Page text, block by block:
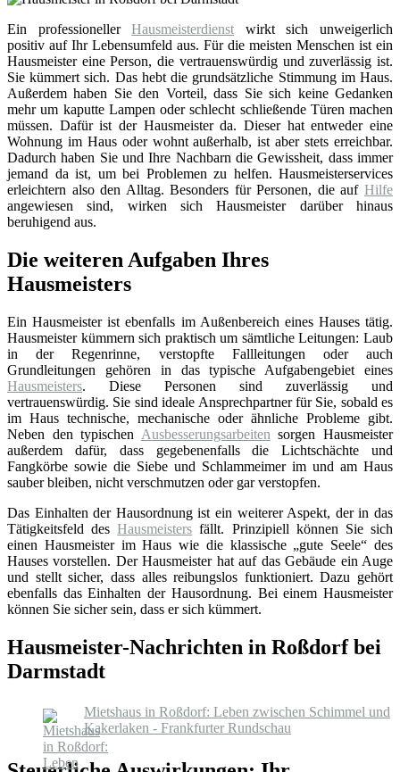
Ein professionellerHausmeisterdienst wirkt sich unweigerlich
positiv auf Ihr Lebensumfeld aus. Für die meisten Menschen ist ein
Hausmeister eine Person, die vertrauenswürdig und zuverlässig ist.
Sie kümmert sich. Das hebt die grundsätzliche Stimmung im Haus.
Außerdem haben Sie den Vorteil, dass Sie sich keine Gedanken
mehr um kaputte Lampen oder schlecht schließende Türen machen
müssen. Dafür ist der Hausmeister da. Dieser hat entweder eine
Wohnung im Haus oder wohnt außerhalb, ist aber stets erreichbar.
Dadurch haben Sie und Ihre Nachbarn die Gewissheit, dass immer
jemand da ist, um bei Problemen zu helfen. Hausmeisterservices
erleichtern also den Alltag. Besonders für Personen, die auf Hilfe
angewiesen sind, wirken sich Hausmeister darüber hinaus
beruhigend aus.
Die weiteren Aufgaben Ihres
Hausmeisters
Ein Hausmeister ist ebenfalls im Außenbereich eines Hauses tätig.
Hausmeister kümmern sich praktisch um sämtliche Leitungen: Laub
in der Regenrinne, verstopfte Fallleitungen oder auch
Grundleitungen gehören in das typische Aufgabengebiet eines
Hausmeisters. Diese Personen sind zuverlässig und
vertrauenswürdig. Sie sind ideale Ansprechpartner für Sie, sobald es
im Haus technische, mechanische oder ähnliche Probleme gibt.
Neben den typischen Ausbesserungsarbeiten sorgen Hausmeister
außerdem dafür, dass gegebenenfalls die Lichtschächte und
Fangkörbe sowie die Siebe und Schlammeimer im und am Haus
sauber bleiben, nicht verschmutzen oder gar verstopfen.
Das Einhalten der Hausordnung ist ein weiterer Aspekt, der in das
Tätigkeitsfeld desHausmeisters fällt. Prinzipiell können Sie sich
einen Hausmeister im Haus wie die klassische „gute Seele“ des
Hauses vorstellen. Der Hausmeister hat auf das Gebäude ein Auge
und stellt sicher, dass alles reibungslos funktioniert. Dazu gehört
ebenfalls das Einhalten der Hausordnung. Bei einem Hausmeister
können Sie sicher sein, dass er sich kümmert.
Hausmeister-Nachrichten in Roßdorf bei
Darmstadt
Mietshaus in Roßdorf: Leben zwischen Schimmel und
Kakerlaken - Frankfurter Rundschau